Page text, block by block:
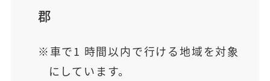
郡
車で1 時間以内で行ける地域を対象
にしています。